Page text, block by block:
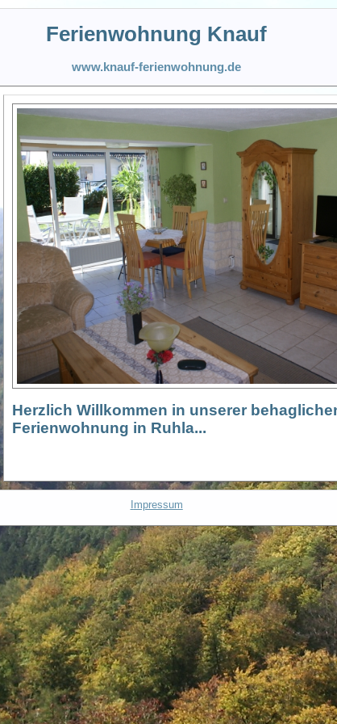
Ferienwohnung Knauf
www.knauf-ferienwohnung.de
Herzlich Willkommen in unserer
Ferienwohnung in Ruhla...
mpressum